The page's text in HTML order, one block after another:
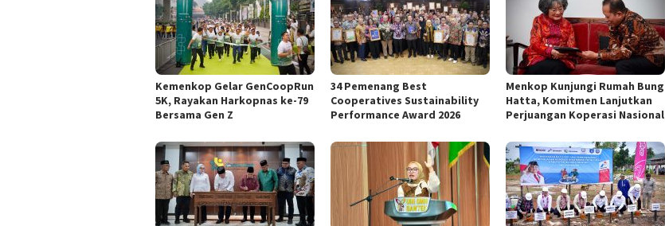
Kemenkop Gelar GenCoopRun
5K, Rayakan Harkopnas ke-79
Bersama Gen Z
34 Pemenang Best
Cooperatives Sustainability
Performance Award 2026
Menkop Kunjungi Rumah Bung
Hatta, Komitmen Lanjutkan
Perjuangan Koperasi Nasional